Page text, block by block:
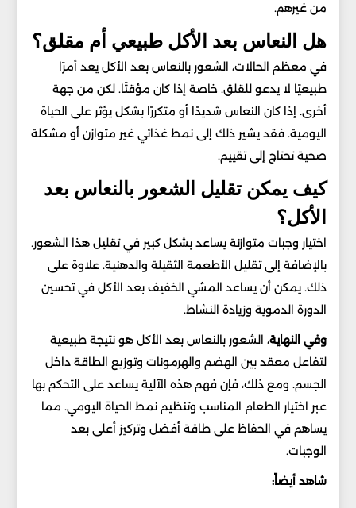
من غيرهم.
هل النعاس بعد الأكل طبيعي أم مقلق؟
في معظم الحالات، الشعور بالنعاس بعد الأكل يعد أمرًا
طبيعيًا لا يدعو للقلق. خاصة إذا كان مؤقتًا. لكن من جهة
أخرى. إذا كان النعاس شديدًا أو متكررًا بشكل يؤثر على الحياة
اليومية. فقد يشير ذلك إلى نمط غذائي غير متوازن أو مشكلة
صحية تحتاج إلى تقييم.
كيف يمكن تقليل الشعور بالنعاس بعد
الأكل؟
اختيار وجبات متوازنة يساعد بشكل كبير في تقليل هذا الشعور.
بالإضافة إلى تقليل الأطعمة الثقيلة والدهنية. علاوة على
ذلك. يمكن أن يساعد المشي الخفيف بعد الأكل في تحسين
الدورة الدموية وزيادة النشاط.
وفي النهاية، الشعور بالنعاس بعد الأكل هو نتيجة طبيعية
لتفاعل معقد بين الهضم والهرمونات وتوزيع الطاقة داخل
الجسم. ومع ذلك، فإن فهم هذه الآلية يساعد على التحكم بها
عبر اختيار الطعام المناسب وتنظيم نمط الحياة اليومي. مما
يساهم في الحفاظ على طاقة أفضل وتركيز أعلى بعد
الوجبات.
شاهد أيضاً: